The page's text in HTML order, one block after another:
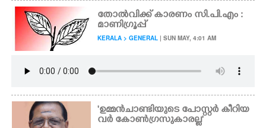
തോൽവിക്ക് കാരണം സി.പി.എം :
മാണിഗ്രൂപ്പ്
KERALA > GENERAL | SUN MAY, 4:01 AM
'ഉമ്മൻചാണ്ടിയുടെ പോസ്റ്റർ കീറിയ
വർ കോൺഗ്രസുകാരല്ല'